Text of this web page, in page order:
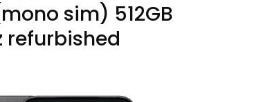
sim) 512GB
refurbished